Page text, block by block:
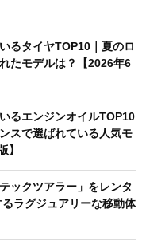
るタイヤTOP10｜夏のロ
たモデルは？【2026年6
るエンジンオイルTOP10
スで選ばれている人気モ
】
ックツアラー」をレンタ
ラグジュアリーな移動体